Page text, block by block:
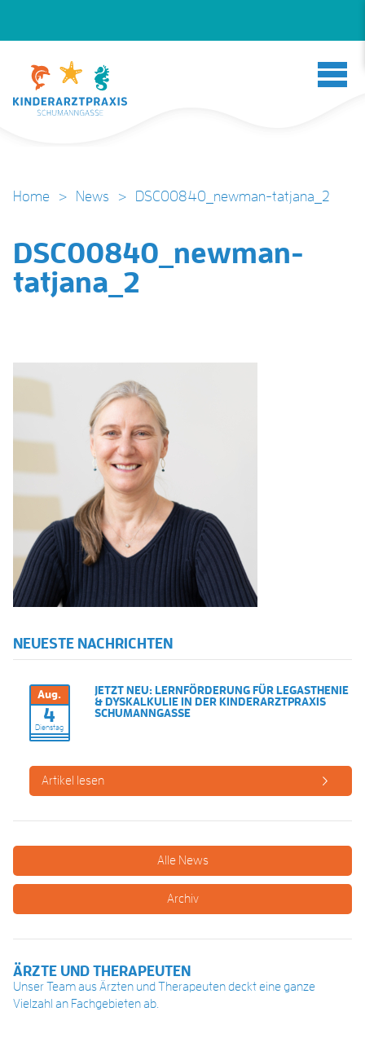
Home > News > DSC00840_newman-tatjana_2
DSC00840_newman-
tatjana_2
NEUESTE NACHRICHTEN
Aug.
4
Dienstag
JETZT NEU: LERNFÖRDERUNG FÜR LEGASTHENIE
& DYSKALKULIE IN DER KINDERARZTPRAXIS
SCHUMANNGASSE
Artikel lesen
Alle News
Archiv
ÄRZTE UND THERAPEUTEN
Unser Team aus Ärzten und Therapeuten deckt eine ganze
Vielzahl an Fachgebieten ab.